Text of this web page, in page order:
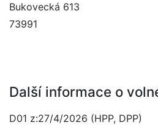
Bukovecká 613
73991
Další informace o
D01 z:27/4/2026 (HPP, DPP)